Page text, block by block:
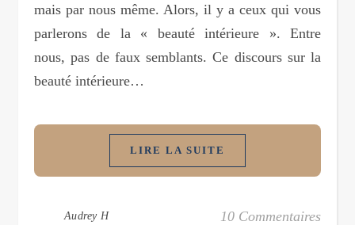
mais par nous même. Alors, il y a ceux qui vous
parlerons de la « beauté intérieure ». Entre
nous, pas de faux semblants. Ce discours sur la
beauté intérieure…
LIRE LA SUITE
Audrey H 10 Commentaires